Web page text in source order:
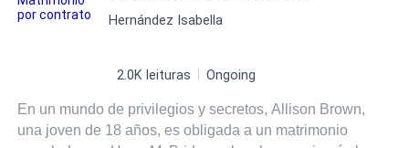
Hernández Isabella
2.0K leituras Ongoing
En un mundo de privilegios y secretos, Allison Brown,
una joven de 18 años, es obligada a un matrimonio